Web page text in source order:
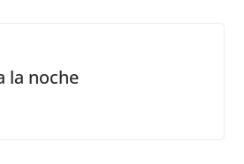
la noche